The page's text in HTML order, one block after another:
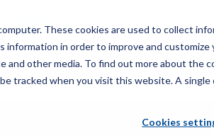
These cookies are used to collect
information in order to improve and
other media. To find out more about the
tracked when you visit this website. A
Cookies